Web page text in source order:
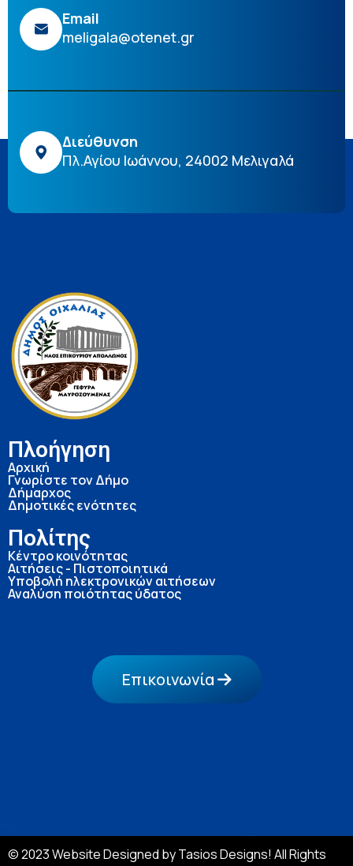
Email
meligala@otenet.gr
Διεύθυνση
Πλ.Αγίου Ιωάννου, 24002 Μελιγαλά
Πλοήγηση
Αρχική
Γνωρίστε τον Δήμο
Δήμαρχος
Δημοτικές ενότητες
Πολίτης
Κέντρο κοινότητας
Αιτήσεις - Πιστοποιητικά
Υποβολή ηλεκτρονικών αιτήσεων
Αναλύση ποιότητας ύδατος
Επικοινωνία
© 2023 Website Designed by Tasios Designs! All Rights